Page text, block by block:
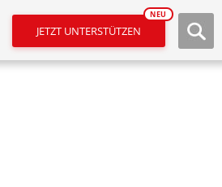
JETZT UNTERSTÜTZEN
NEU